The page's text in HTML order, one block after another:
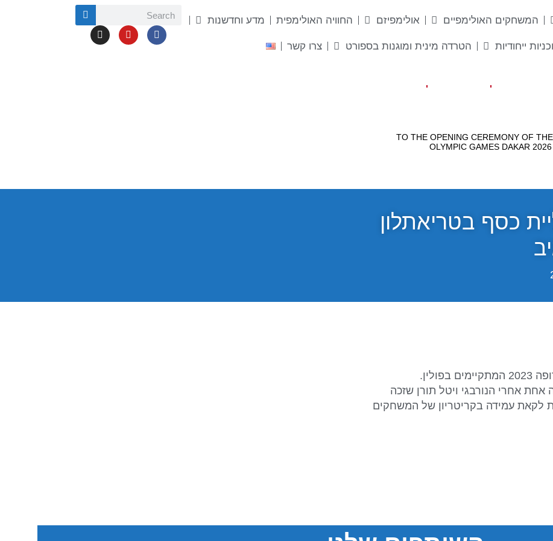
המשחקים האולימפיים אולימפיזם החוויה האולימפית מדע וחדשנות
ייחודיות הטרדה מינית ומוגנות בספורט צרו קשר
2023: מדליית כסף בטריאתלון
בזמן של 1:46:51 ש' , רק שנייה אחת אחרי הנורבגי ויטל תורן שזכה
לקאת עמידה בקריטריון של המשחקים